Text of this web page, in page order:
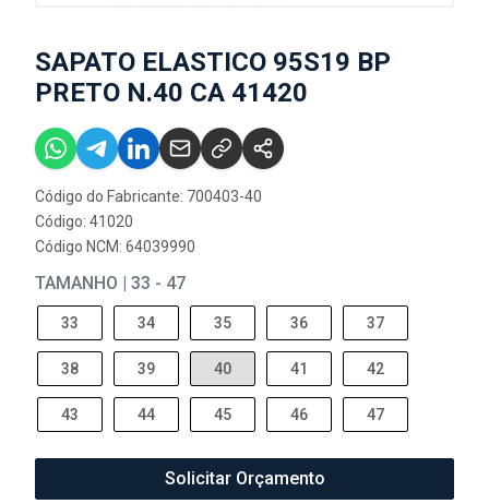
SAPATO ELASTICO 95S19 BP
PRETO N.40 CA 41420
Código do Fabricante: 700403-40
Código: 41020
Código NCM: 64039990
TAMANHO | 33 - 47
33 34 35 36 37
38 39 40 41 42
43 44 45 46 47
Solicitar Orçamento